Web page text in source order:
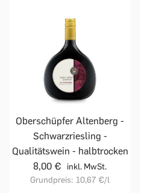
Oberschüpfer Altenberg -
Schwarzriesling -
Qualitätswein - halbtrocken
8,00 €
inkl. MwSt.
Grundpreis: 10,67 €/l